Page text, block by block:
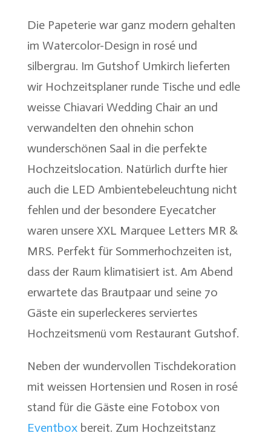
Die Papeterie war ganz modern gehalten
im Watercolor-Design in rosé und
silbergrau. Im Gutshof Umkirch lieferten
wir Hochzeitsplaner runde Tische und edle
weisse Chiavari Wedding Chair an und
verwandelten den ohnehin schon
wunderschönen Saal in die perfekte
Hochzeitslocation. Natürlich durfte hier
auch die LED Ambientebeleuchtung nicht
fehlen und der besondere Eyecatcher
waren unsere XXL Marquee Letters MR &
MRS. Perfekt für Sommerhochzeiten ist,
dass der Raum klimatisiert ist. Am Abend
erwartete das Brautpaar und seine 70
Gäste ein superleckeres serviertes
Hochzeitsmenü vom Restaurant Gutshof.
Neben der wundervollen Tischdekoration
mit weissen Hortensien und Rosen in rosé
stand für die Gäste eine Fotobox von
Eventboxbereit. Zum Hochzeitstanz